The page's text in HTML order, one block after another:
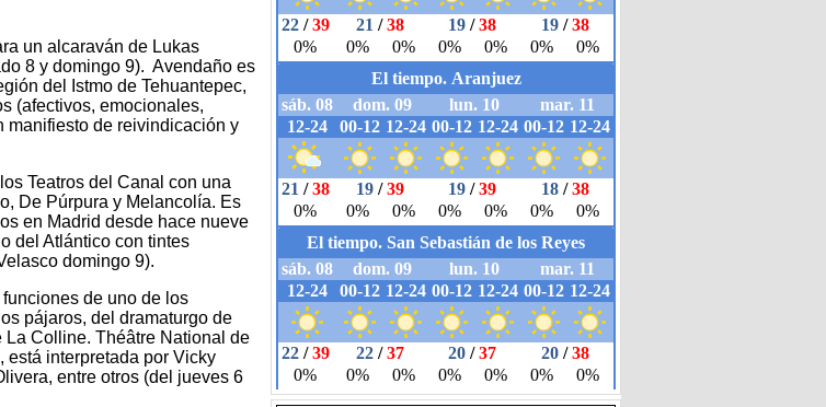
un alcaraván de Lukas
8 y domingo 9). Avendaño es
del Istmo de Tehuantepec,
(afectivos, emocionales,
manifiesto de reivindicación y
Teatros del Canal con una
De Púrpura y Melancolía. Es
en Madrid desde hace nueve
del Atlántico con tintes
domingo 9).
de uno de los
pájaros, del dramaturgo de
Colline. Théâtre National de
está interpretada por Vicky
entre otros (del jueves 6